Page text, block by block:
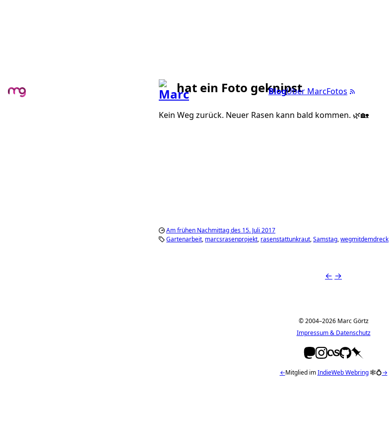
BlogÜber MarcFotos
hat ein Foto geknipst
Kein Weg zurück. Neuer Rasen kann bald kommen. 🌿🏡
Am frühen Nachmittag des 15. Juli 2017
Gartenarbeit marcsrasenprojekt rasenstattunkraut Samstag wegmitdemdreck
← →
© 2004–2026 Marc Görtz
Impressum & Datenschutz
←Mitglied imIndieWeb Webring🕸💍→